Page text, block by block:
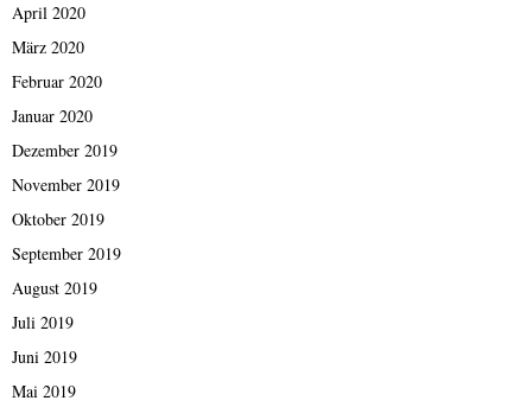
April 2020
März 2020
Februar 2020
Januar 2020
Dezember 2019
November 2019
Oktober 2019
September 2019
August 2019
Juli 2019
Juni 2019
Mai 2019